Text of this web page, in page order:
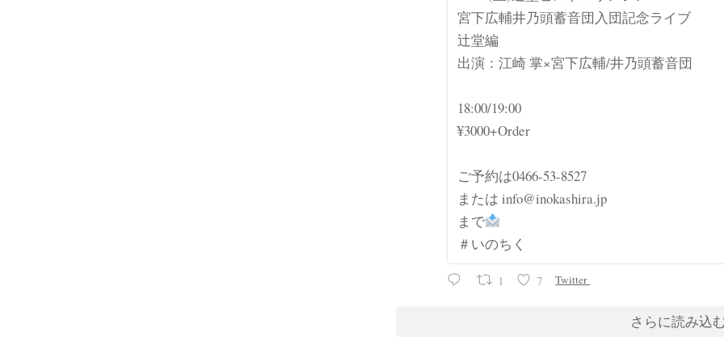
宮下広輔井乃頭蓄音団入団記念ライブ
辻堂編
出演：江崎 掌×宮下広輔/井乃頭蓄音団
18:00/19:00
¥3000+Order
ご予約は0466-53-8527
または info@inokashira.jp
まで
＃いのちく
1 7 Twitter
さらに読み込